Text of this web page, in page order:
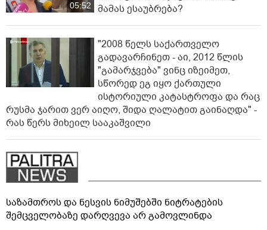
05:52
მამას ესაუბრება?
"2008 წელს საქართველო
გადავარჩინეთ - აი, 2012 წლის
"გამარჯვება" ვინც იზეიმეთ,
სწორედ ეგ იყო ქართული
ისტორიული კატასტროფა და რაც
რუსმა ჯარით ვერ აიღო, შიდა ღალატით გაინაღდა" -
რას წერს მიხეილ სააკაშვილი
საზამთროს და ნესვის ნიმუშებში ნიტრატების
შემცველობაზე დარღვევა არ გამოვლინდა